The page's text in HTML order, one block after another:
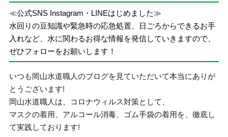
≪公式SNS Instagram・LINEはじめました≫
水回りの豆知識や緊急時の応急処置、日ごろからできるお手
入れなど、水に関わるお得な情報を発信していきますので、
ぜひフォローをお願いします！
いつも岡山水道職人のブログを見ていただいて本当にありが
とうございます!
岡山水道職人は、コロナウィルス対策として、
マスクの着用、アルコール消毒、ゴム手袋の着用を、徹底し
て実践しております!